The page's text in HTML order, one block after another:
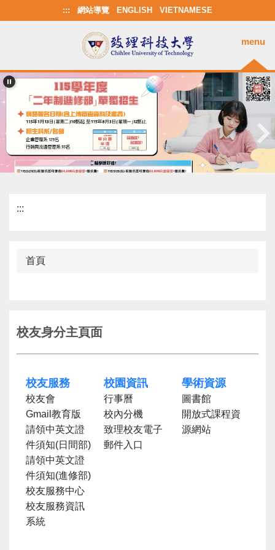
到
內
容
::: 網站導覽 ENGLISH VIETNAMESE
menu
:::
首頁
校友身分主頁面
校友服務
校友會
Gmail教育版
請領中英文證
件須知(日間部)
請領中英文證
件須知(進修部)
校友服務中心
校友服務資訊
系統
校園資訊
行事曆
校內分機
致理校友電子
郵件入口
學術資源
圖書館
開放式課程資
源網站